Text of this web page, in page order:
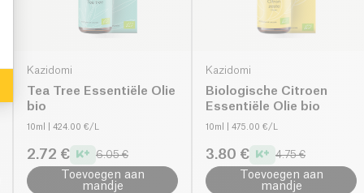
Kazidomi
Tea Tree Essentiële Olie
bio
10ml | 424.00 €/L
2.72 € 6.05 €
Toevoegen aan
mandje
Kazidomi
Biologische Citroen
Essentiële Olie bio
10ml | 475.00 €/L
3.80 € 4.75 €
Toevoegen aan
mandje